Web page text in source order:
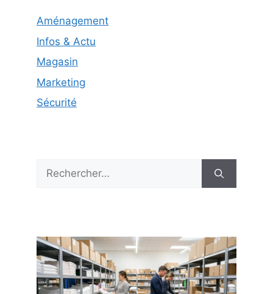
Aménagement
Infos & Actu
Magasin
Marketing
Sécurité
Rechercher :